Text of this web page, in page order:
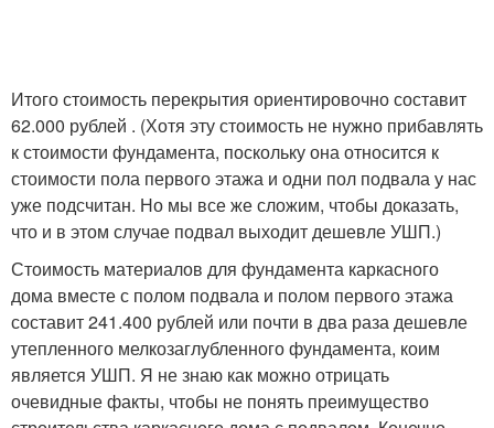
Итого стоимость перекрытия ориентировочно составит
62.000 рублей . (Хотя эту стоимость не нужно прибавлять
к стоимости фундамента, поскольку она относится к
стоимости пола первого этажа и одни пол подвала у нас
уже подсчитан. Но мы все же сложим, чтобы доказать,
что и в этом случае подвал выходит дешевле УШП.)
Стоимость материалов для фундамента каркасного
дома вместе с полом подвала и полом первого этажа
составит 241.400 рублей или почти в два раза дешевле
утепленного мелкозаглубленного фундамента, коим
является УШП. Я не знаю как можно отрицать
очевидные факты, чтобы не понять преимущество